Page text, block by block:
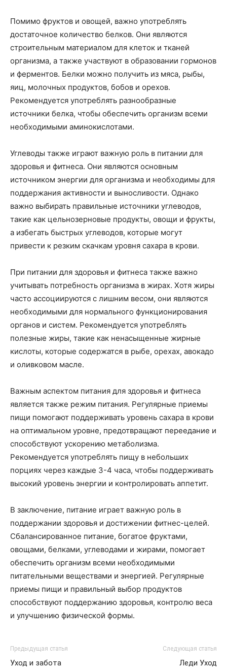
Помимо фруктов и овощей, важно употреблять
достаточное количество белков. Они являются
строительным материалом для клеток и тканей
организма, а также участвуют в образовании гормонов
и ферментов. Белки можно получить из мяса, рыбы,
яиц, молочных продуктов, бобов и орехов.
Рекомендуется употреблять разнообразные
источники белка, чтобы обеспечить организм всеми
необходимыми аминокислотами.
Углеводы также играют важную роль в питании для
здоровья и фитнеса. Они являются основным
источником энергии для организма и необходимы для
поддержания активности и выносливости. Однако
важно выбирать правильные источники углеводов,
такие как цельнозерновые продукты, овощи и фрукты,
а избегать быстрых углеводов, которые могут
привести к резким скачкам уровня сахара в крови.
При питании для здоровья и фитнеса также важно
учитывать потребность организма в жирах. Хотя жиры
часто ассоциируются с лишним весом, они являются
необходимыми для нормального функционирования
органов и систем. Рекомендуется употреблять
полезные жиры, такие как ненасыщенные жирные
кислоты, которые содержатся в рыбе, орехах, авокадо
и оливковом масле.
Важным аспектом питания для здоровья и фитнеса
является также режим питания. Регулярные приемы
пищи помогают поддерживать уровень сахара в крови
на оптимальном уровне, предотвращают переедание и
способствуют ускорению метаболизма.
Рекомендуется употреблять пищу в небольших
порциях через каждые 3-4 часа, чтобы поддерживать
высокий уровень энергии и контролировать аппетит.
В заключение, питание играет важную роль в
поддержании здоровья и достижении фитнес-целей.
Сбалансированное питание, богатое фруктами,
овощами, белками, углеводами и жирами, помогает
обеспечить организм всеми необходимыми
питательными веществами и энергией. Регулярные
приемы пищи и правильный выбор продуктов
способствуют поддержанию здоровья, контролю веса
и улучшению физической формы.
Предыдущая статья
Уход и забота
Следующая статья
Леди Уход